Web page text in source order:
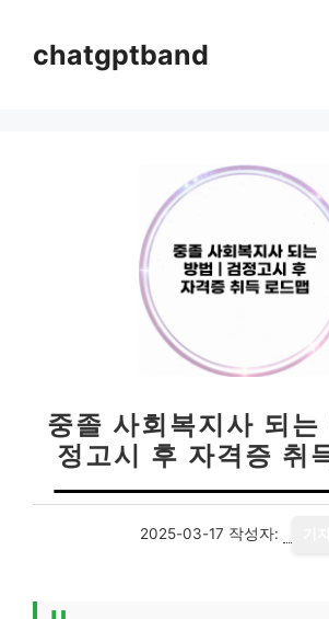
chatgptband
중졸 사회복지사 되는
정고시 후 자격증 취
2025-03-17 작성자: